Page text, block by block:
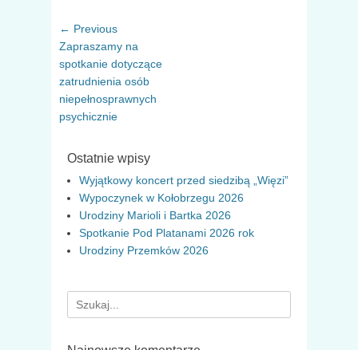
Nawigacja
wpisu
← PreviousPrevious
post:
Zapraszamy na
spotkanie dotyczące
zatrudnienia osób
niepełnosprawnych
psychicznie
Ostatnie wpisy
Wyjątkowy koncert przed siedzibą „Więzi”
Wypoczynek w Kołobrzegu 2026
Urodziny Marioli i Bartka 2026
Spotkanie Pod Platanami 2026 rok
Urodziny Przemków 2026
Search
for: